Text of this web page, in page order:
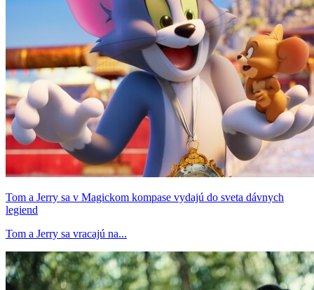
Tom a Jerry sa v Magickom kompase vydajú do sveta dávnych
legiend
Tom a Jerry sa vracajú na...